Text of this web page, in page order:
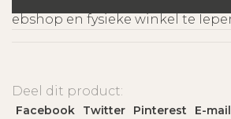
en fysieke winkel te Ieper
Deel dit product:
Facebook Twitter Pinterest E-mail